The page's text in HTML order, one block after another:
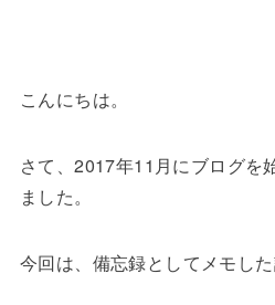
こんにちは。
さて、2017年11月にブログを
ました。
今回は、備忘録としてメモした